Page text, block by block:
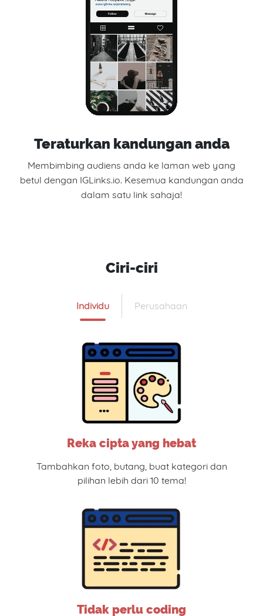
Teraturkan kandungan anda
Membimbing audiens anda ke laman web yang
betul dengan IGLinks.io. Kesemua kandungan anda
dalam satu link sahaja!
Ciri-ciri
Individu Perusahaan
Reka cipta yang hebat
Tambahkan foto, butang, buat kategori dan
pilihan lebih dari 10 tema!
Tidak perlu coding